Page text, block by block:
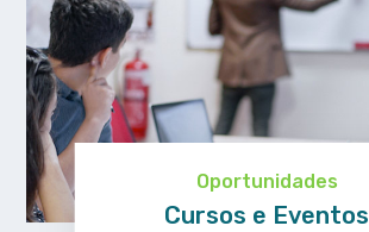
Oportunidades
Cursos e Eventos